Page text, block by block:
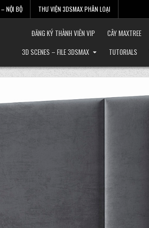
NỘI BỘ THƯ VIỆN 3DSMAX PHÂN LOẠI
ĐĂNG KÝ THÀNH VIÊN VIP CÂY MAXTREE
3D SCENES – FILE 3DSMAX
TUTORIALS